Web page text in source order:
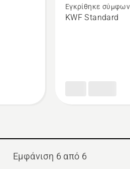
γιαΕγκρίθηκε
KWF Standard
Εμφάνιση 6 από 6